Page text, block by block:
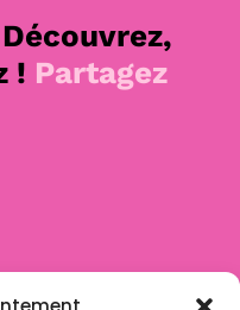
Découvrez,
! Partagez